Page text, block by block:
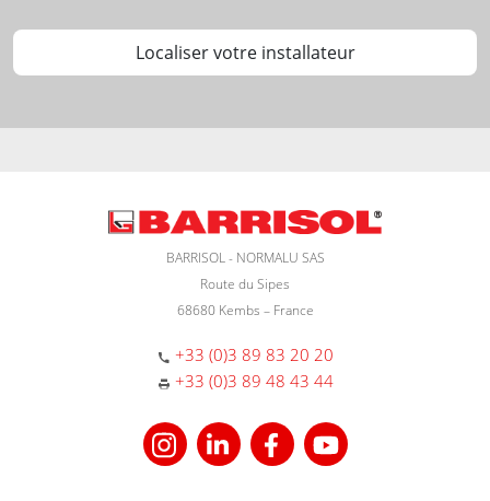
Localiser votre installateur
BARRISOL - NORMALU SAS
Route du Sipes
68680 Kembs – France
+33 (0)3 89 83 20 20
+33 (0)3 89 48 43 44